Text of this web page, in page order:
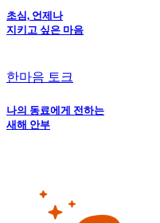
초심, 언제나
지키고 싶은 마음
한마음 토크
나의 동료에게 전하는
새해 안부